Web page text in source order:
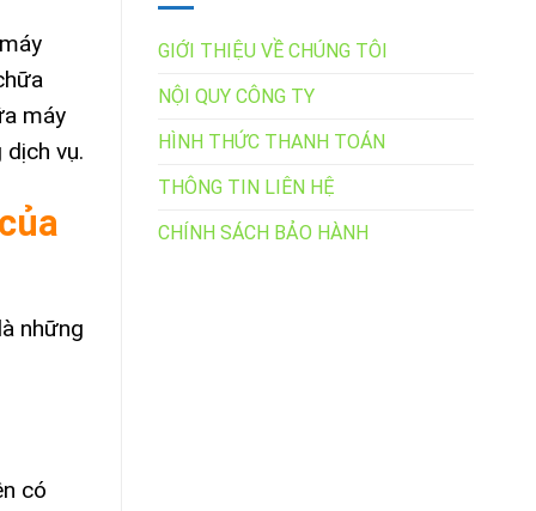
máy
vụ.
những
có
GIỚI THIỆU VỀ CHÚNG TÔI
NỘI QUY CÔNG TY
HÌNH THỨC THANH TOÁN
THÔNG TIN LIÊN HỆ
CHÍNH SÁCH BẢO HÀNH